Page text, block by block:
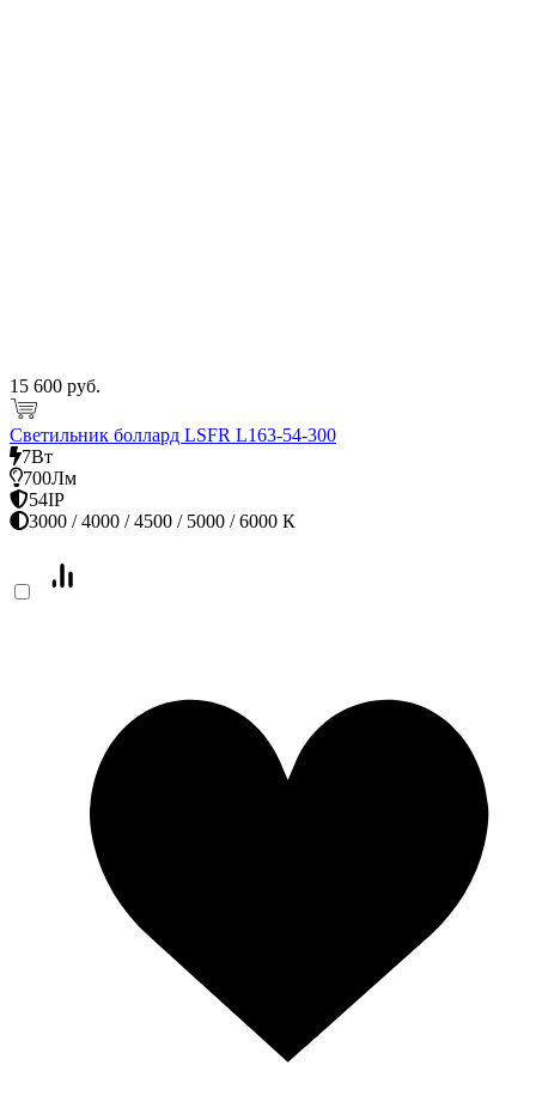
15 600 руб.
Светильник боллард LSFR L163-54-300
7Вт
700Лм
54IP
3000 / 4000 / 4500 / 5000 / 6000 К